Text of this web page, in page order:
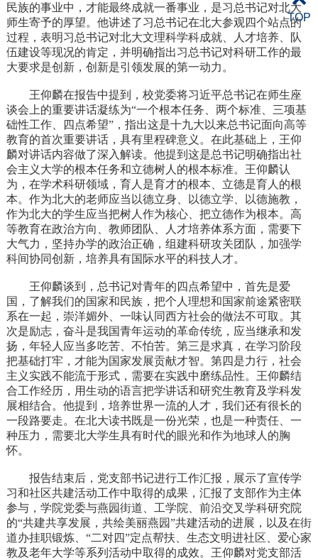
民族的事业中，才能最终成就一番事业，是习总书记对北大
师生寄予的厚望。他讲述了习总书记在北大参观四个站点的
过程，表明习总书记对北大文理科学科成就、人才培养、队
伍建设等现况的肯定，并明确指出习总书记对科研工作的最
大要求是创新，创新是引领发展的第一动力。
王仰麟在报告中提到，校党委将习近平总书记在师生座
谈会上的重要讲话凝练为“一个根本任务、两个标准、三项基
础性工作、四点希望”，指出这是十九大以来总书记面向高等
教育的首次重要讲话，具有里程碑意义。在此基础上，王仰
麟对讲话内容做了深入解读。他提到这是总书记明确指出社
会主义大学的根本任务和立德树人的根本标准。王仰麟认
为，在学术科研领域，育人是育才的根本、立德是育人的根
本。作为北大的老师应当以德立身、以德立学、以德施教，
作为北大的学生应当把树人作为核心、把立德作为根本。高
等教育在政治方向、教师团队、人才培养体系方面，需要下
大气力，坚持办学的政治正确，组建科研攻关团队，加强学
科间协同创新，培养具有国际水平的科技人才。
王仰麟谈到，总书记对青年的四点希望中，首先是爱
国，了解我们的国家和民族，把个人理想和国家前途紧密联
系在一起，崇洋媚外、一味认同西方社会的做法不可取。其
次是励志，奋斗是我国青年运动的革命传统，应当继承和发
扬，年轻人应当多吃苦、不怕苦。第三是求真，在学习阶段
把基础打牢，才能为国家发展贡献才智。第四是力行，社会
主义实践不能流于形式，需要在实践中磨练品性。王仰麟结
合工作经历，用生动的语言把学讲话和研究生教育及学科发
展相结合。他提到，培养世界一流的人才，我们还有很长的
一段路要走。在北大读书既是一份光荣，也是一种责任、一
种压力，需要北大学生具有时代的眼光和作为地球人的胸
怀。
报告结束后，党支部书记进行工作汇报，展示了宣传学
习和社区共建活动工作中取得的成果，汇报了支部作为主体
参与，学院党委与燕园街道、工学院、前沿交叉学科研究院
的“共建共享发展，共绘美丽燕园”共建活动的进展，以及在街
道办挂职锻炼、“二对四”定点帮扶、生态文明进社区、爱心家
教及老年大学等系列活动中取得的成效。王仰麟对党支部活
TOP